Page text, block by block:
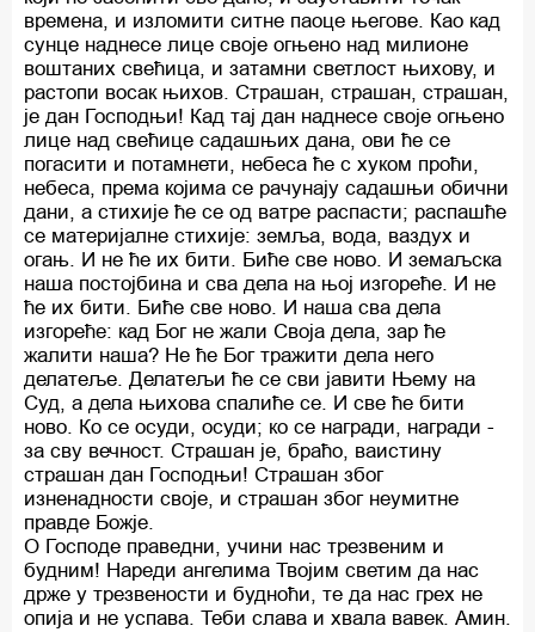
времена, и изломити ситне паоце његове. Као кад
сунце наднесе лице своје огњено над милионе
воштаних свећица, и затамни светлост њихову, и
растопи восак њихов. Страшан, страшан, страшан,
је дан Господњи! Кад тај дан наднесе своје огњено
лице над свећице садашњих дана, ови ће се
погасити и потамнети, небеса ће с хуком проћи,
небеса, према којима се рачунају садашњи обични
дани, а стихије ће се од ватре распасти; распашће
се материјалне стихије: земља, вода, ваздух и
огањ. И не ће их бити. Биће све ново. И земаљска
наша постојбина и сва дела на њој изгореће. И не
ће их бити. Биће све ново. И наша сва дела
изгореће: кад Бог не жали Своја дела, зар ће
жалити наша? Не ће Бог тражити дела него
делатеље. Делатељи ће се сви јавити Њему на
Суд, а дела њихова спалиће се. И све ће бити
ново. Ко се осуди, осуди; ко се награди, награди -
за сву вечност. Страшан је, браћо, ваистину
страшан дан Господњи! Страшан због
изненадности своје, и страшан због неумитне
правде Божје.
О Господе праведни, учини нас трезвеним и
будним! Нареди ангелима Твојим светим да нас
држе у трезвености и будноћи, те да нас грех не
опија и не успава. Теби слава и хвала вавек. Амин.